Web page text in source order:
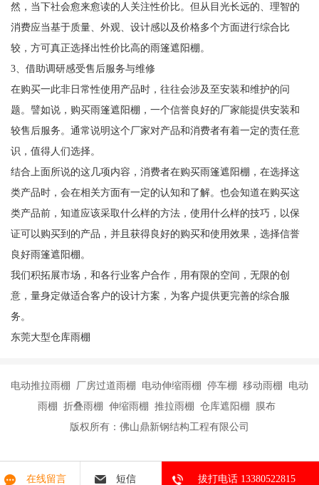
然，当下社会愈来愈读的人关注性价比。但从目光长远的、理智的
消费应当基于质量、外观、设计感以及价格多个方面进行综合比
较，方可真正选择出性价比高的雨篷遮阳棚。
3、借助调研感受售后服务与维修
在购买一此非日常性使用产品时，往往会涉及至安装和维护的问
题。譬如说，购买雨篷遮阳棚，一个信誉良好的厂家能提供安装和
较售后服务。通常说明这个厂家对产品和消费者有着一定的责任意
识，值得人们选择。
结合上面所说的这几项内容，消费者在购买雨篷遮阳棚，在选择这
类产品时，会在相关方面有一定的认知和了解。也会知道在购买这
类产品前，知道应该采取什么样的方法，使用什么样的技巧，以保
证可以购买到的产品，并且获得良好的购买和使用效果，选择信誉
良好雨篷遮阳棚。
我们积拓展市场，和各行业客户合作，用有限的空间，无限的创
意，量身定做适合客户的设计方案，为客户提供更完善的综合服
务。
东莞大型仓库雨棚
电动推拉雨棚 厂房过道雨棚 电动伸缩雨棚 停车棚 移动雨棚 电动
雨棚 折叠雨棚 伸缩雨棚 推拉雨棚 仓库遮阳棚 膜布
版权所有：佛山鼎新钢结构工程有限公司
在线留言 短信 拔打电话 13380522815